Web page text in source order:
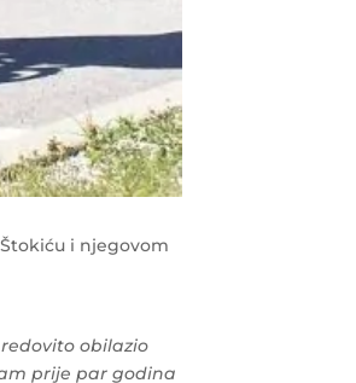
i njegovom
obilazio
prije par godina